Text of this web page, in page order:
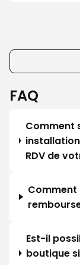
FAQ
Comment
RDV de
Est-il
boutique